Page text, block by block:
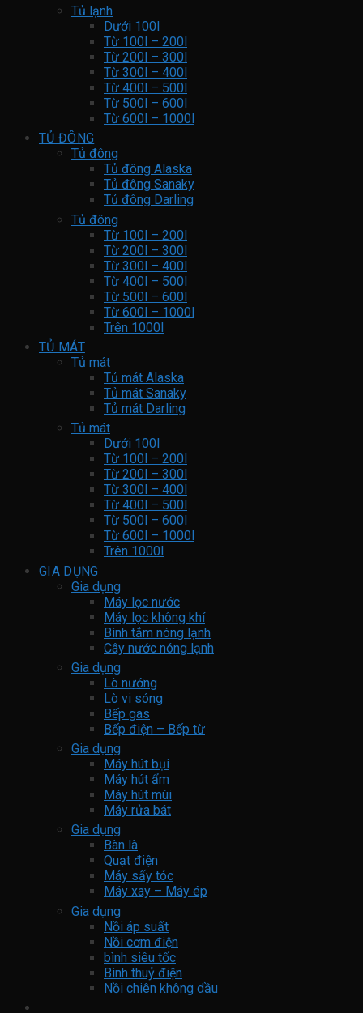
Tủ lạnh
Dưới 100l
Từ 100l – 200l
Từ 200l – 300l
Từ 300l – 400l
Từ 400l – 500l
Từ 500l – 600l
Từ 600l – 1000l
TỦ ĐÔNG
Tủ đông
Tủ đông Alaska
Tủ đông Sanaky
Tủ đông Darling
Tủ đông
Từ 100l – 200l
Từ 200l – 300l
Từ 300l – 400l
Từ 400l – 500l
Từ 500l – 600l
Từ 600l – 1000l
Trên 1000l
TỦ MÁT
Tủ mát
Tủ mát Alaska
Tủ mát Sanaky
Tủ mát Darling
Tủ mát
Dưới 100l
Từ 100l – 200l
Từ 200l – 300l
Từ 300l – 400l
Từ 400l – 500l
Từ 500l – 600l
Từ 600l – 1000l
Trên 1000l
GIA DỤNG
Gia dụng
Máy lọc nước
Máy lọc không khí
Bình tắm nóng lạnh
Cây nước nóng lạnh
Gia dụng
Lò nướng
Lò vi sóng
Bếp gas
Bếp điện – Bếp từ
Gia dụng
Máy hút bụi
Máy hút ẩm
Máy hút mùi
Máy rửa bát
Gia dụng
Bàn là
Quạt điện
Máy sấy tóc
Máy xay – Máy ép
Gia dụng
Nồi áp suất
Nồi cơm điện
bình siêu tốc
Bình thuỷ điện
Nồi chiên không dầu